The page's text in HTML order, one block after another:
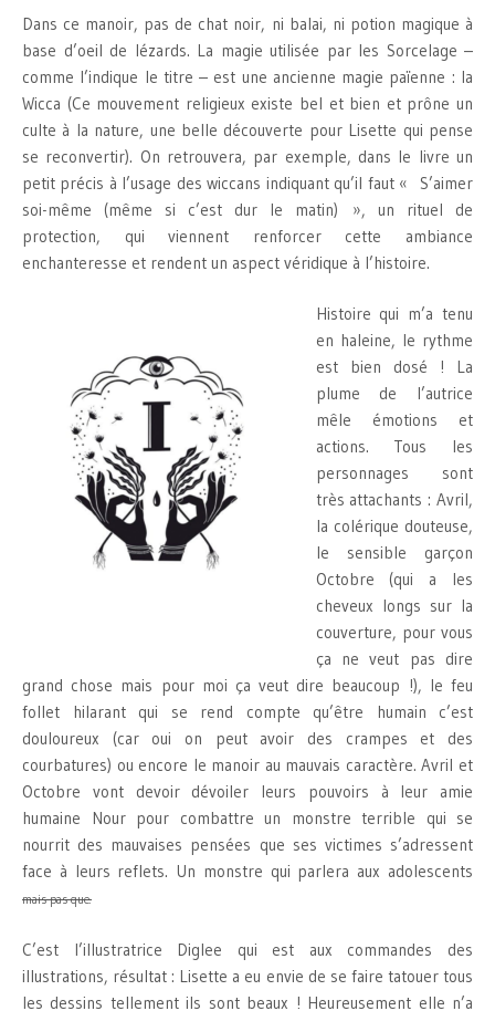
Dans ce manoir, pas de chat noir, ni balai, ni potion magique à
base d’oeil de lézards. La magie utilisée par les Sorcelage –
comme l’indique le titre – est une ancienne magie païenne : la
Wicca (Ce mouvement religieux existe bel et bien et prône un
culte à la nature, une belle découverte pour Lisette qui pense
se reconvertir). On retrouvera, par exemple, dans le livre un
petit précis à l’usage des wiccans indiquant qu’il faut « S’aimer
soi-même (même si c’est dur le matin) », un rituel de
protection, qui viennent renforcer cette ambiance
enchanteresse et rendent un aspect véridique à l’histoire.
Histoire qui m’a tenu
en haleine, le rythme
est bien dosé ! La
plume de l’autrice
mêle émotions et
actions. Tous les
personnages sont
très attachants : Avril,
la colérique douteuse,
le sensible garçon
Octobre (qui a les
cheveux longs sur la
couverture, pour vous
ça ne veut pas dire
grand chose mais pour moi ça veut dire beaucoup !), le feu
follet hilarant qui se rend compte qu’être humain c’est
douloureux (car oui on peut avoir des crampes et des
courbatures) ou encore le manoir au mauvais caractère. Avril et
Octobre vont devoir dévoiler leurs pouvoirs à leur amie
humaine Nour pour combattre un monstre terrible qui se
nourrit des mauvaises pensées que ses victimes s’adressent
face à leurs reflets. Un monstre qui parlera aux adolescents
mais pas que.
C’est l’illustratrice Diglee qui est aux commandes des
illustrations, résultat : Lisette a eu envie de se faire tatouer tous
les dessins tellement ils sont beaux ! Heureusement elle n’a